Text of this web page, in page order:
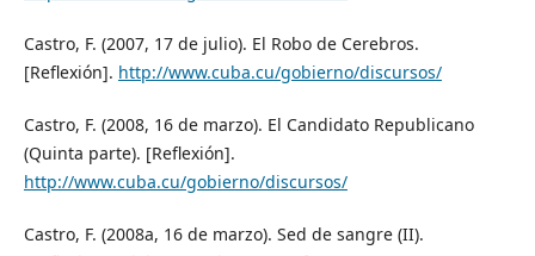
Castro, F. (2007, 17 de julio). El Robo de Cerebros.
[Reflexión]. http://www.cuba.cu/gobierno/discursos/
Castro, F. (2008, 16 de marzo). El Candidato Republicano
(Quinta parte). [Reflexión].
http://www.cuba.cu/gobierno/discursos/
Castro, F. (2008a, 16 de marzo). Sed de sangre (II).